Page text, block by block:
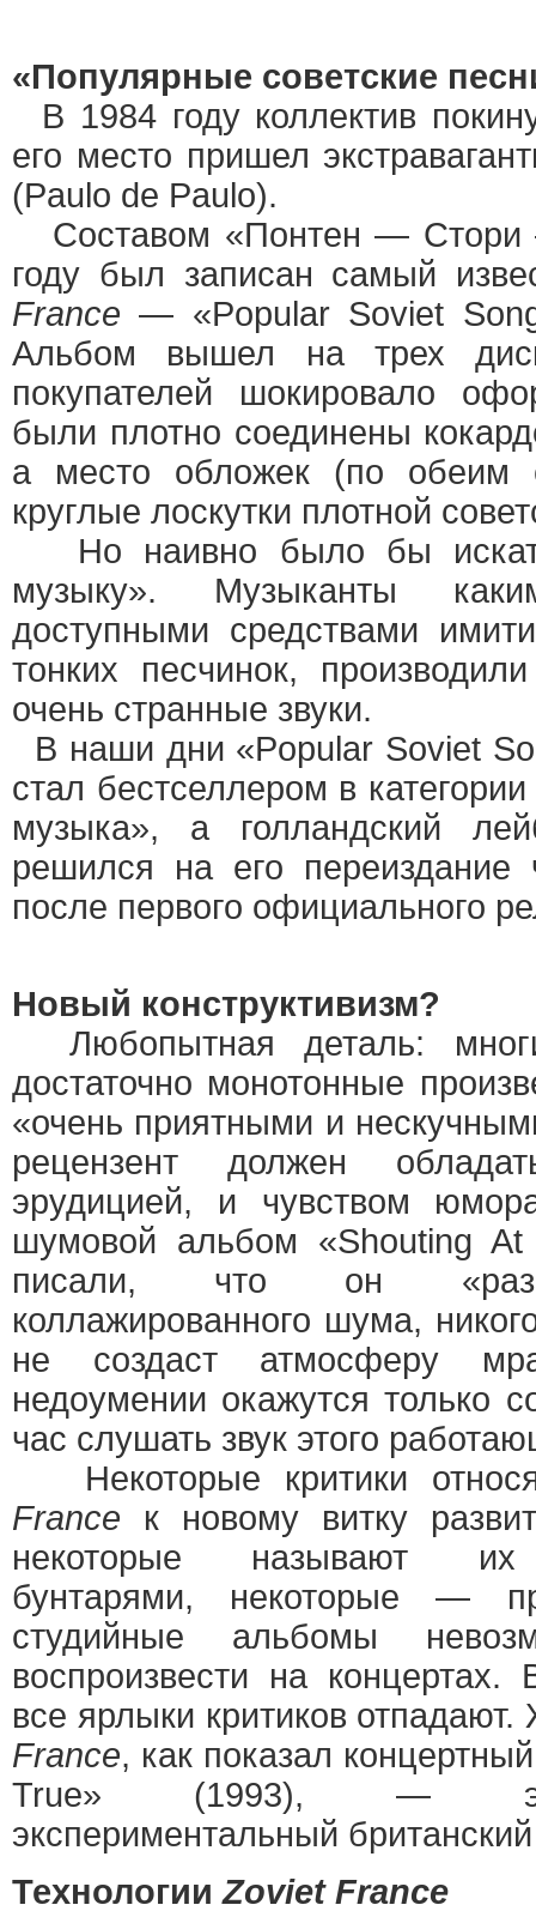
«Популярные советские
В 1984 году коллектив
его место пришел
(Paulo de Paulo).
Составом «Понтен — Стори
году был записан самый
France — «Popular Soviet
Альбом вышел на трех
покупателей шокировало
были плотно соединены
а место обложек (по обеим
круглые лоскутки плотной
Но наивно было бы
музыку». Музыканты
доступными средствами
тонких песчинок,
очень странные звуки.
В наши дни «Popular Soviet
стал бестселлером в
музыка», а голландский
решился на его переиздание
после первого официального
Новый конструктивизм?
Любопытная деталь:
достаточно монотонные
«очень приятными и
рецензент должен
эрудицией, и чувством
шумовой альбом «Shouting
писали, что он
коллажированного шума,
не создаст атмосферу
недоумении окажутся только
час слушать звук этого
Некоторые критики
France к новому витку
некоторые называют их
бунтарями, некоторые —
студийные альбомы
воспроизвести на
все ярлыки критиков
France, как показал
True» (1993), — это
экспериментальный
ТехнологииZoviet France